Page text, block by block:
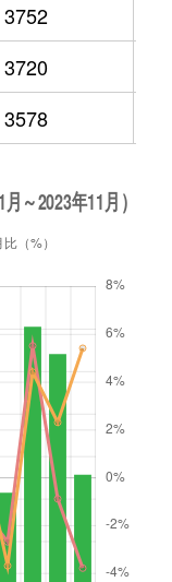
3752
3720
3578